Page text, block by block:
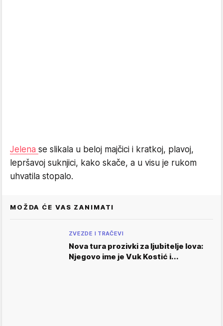
Jelena se slikala u beloj majčici i kratkoj, plavoj,
lepršavoj suknjici, kako skače, a u visu je rukom
uhvatila stopalo.
MOŽDA ĆE VAS ZANIMATI
ZVEZDE I TRAČEVI
Nova tura prozivki za ljubitelje lova:
Njegovo ime je Vuk Kostić i...